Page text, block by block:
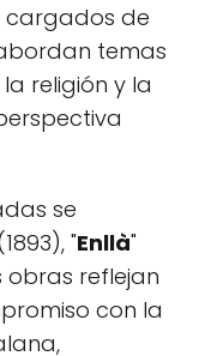
cargados de
temas
religión y la
se
"Enllà"
obras reflejan
con la